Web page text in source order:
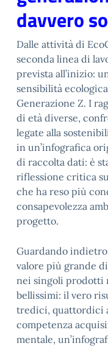
davvero
Dalle attività di
seconda linea di
prevista all’inizio:
sensibilità
Generazione Z. I
di età diverse,
legate alla
in un’infografica
di raccolta dati: è
riflessione critica
che ha reso più
consapevolezza
progetto.
Guardando
valore più grande
nei singoli prodotti
bellissimi: il vero
tredici, quattordici
competenza
mentale,